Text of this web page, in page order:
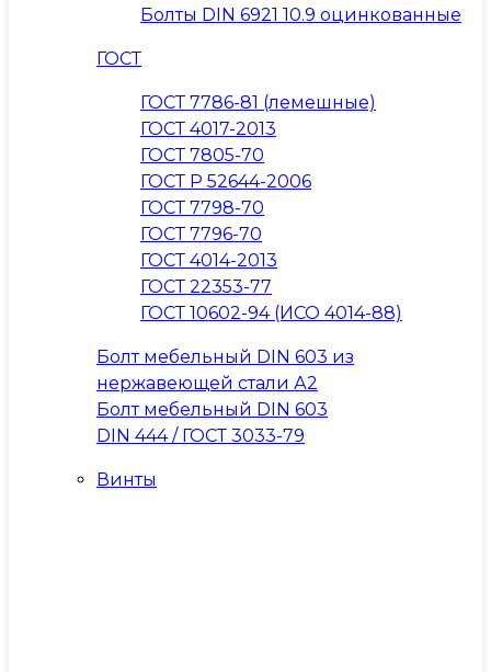
Болты DIN 6921 10.9 оцинкованные
ГОСТ
ГОСТ 7786-81 (лемешные)
ГОСТ 4017-2013
ГОСТ 7805-70
ГОСТ Р 52644-2006
ГОСТ 7798-70
ГОСТ 7796-70
ГОСТ 4014-2013
ГОСТ 22353-77
ГОСТ 10602-94 (ИСО 4014-88)
Болт мебельный DIN 603 из
нержавеющей стали А2
Болт мебельный DIN 603
DIN 444 / ГОСТ 3033-79
Винты